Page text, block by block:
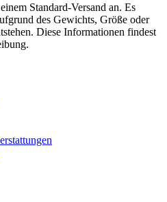
Standard-Versand an. Es
des Gewichts, Größe oder
Diese Informationen findest